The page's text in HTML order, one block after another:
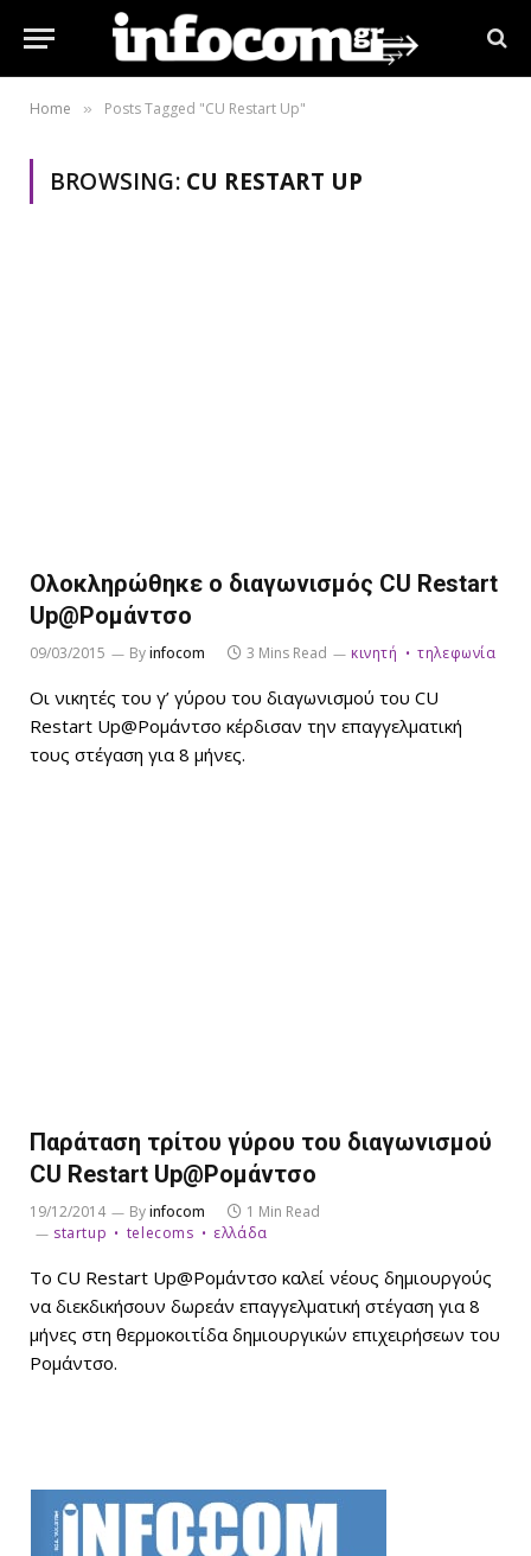
Home » Posts Tagged "CU Restart Up"
BROWSING: CU RESTART UP
Ολοκληρώθηκε ο διαγωνισμός CU Restart
Up@Ρομάντσο
09/03/2015 Byinfocom 3 Mins Read κινητή τηλεφωνία
Οι νικητές του γ’ γύρου του διαγωνισμού του CU
Restart Up@Ρομάντσο κέρδισαν την επαγγελματική
τους στέγαση για 8 μήνες.
Παράταση τρίτου γύρου του διαγωνισμού
CU Restart Up@Ρομάντσο
19/12/2014 Byinfocom
1 Min Read
startup
telecoms ελλάδα
Το CU Restart Up@Ρομάντσο καλεί νέους δημιουργούς
να διεκδικήσουν δωρεάν επαγγελματική στέγαση για 8
μήνες στη θερμοκοιτίδα δημιουργικών επιχειρήσεων του
Ρομάντσο.